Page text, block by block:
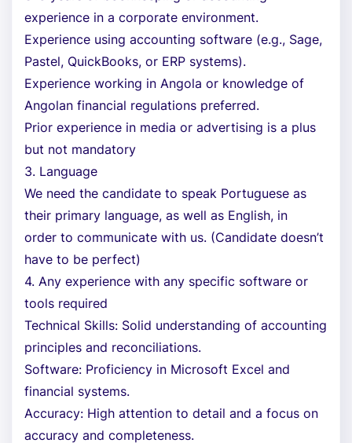
experience in a corporate environment.
Experience using accounting software (e.g., Sage,
Pastel, QuickBooks, or ERP systems).
Experience working in Angola or knowledge of
Angolan financial regulations preferred.
Prior experience in media or advertising is a plus
but not mandatory
3. Language
We need the candidate to speak Portuguese as
their primary language, as well as English, in
order to communicate with us. (Candidate doesn’t
have to be perfect)
4. Any experience with any specific software or
tools required
Technical Skills: Solid understanding of accounting
principles and reconciliations.
Software: Proficiency in Microsoft Excel and
financial systems.
Accuracy: High attention to detail and a focus on
accuracy and completeness.